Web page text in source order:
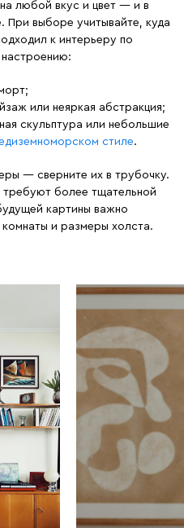
любой вкус и цвет — и в
При выборе учитывайте, куда
к интерьеру по
или неяркая абстракция;
скульптура или небольшие
стиле.
— сверните их в трубочку.
требуют более тщательной
картины важно
и размеры холста.